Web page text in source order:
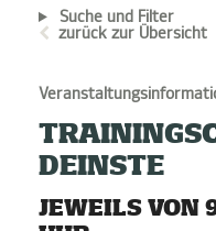
Suche und Filter
zurück zur Übersicht
DEINSTE
JEWEILS VON